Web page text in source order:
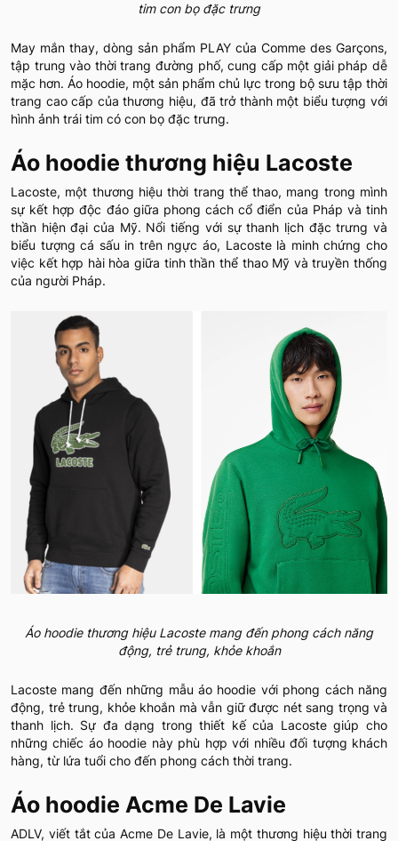
tim con bọ đặc trưng
May mắn thay, dòng sản phẩm PLAY của Comme des Garçons,
tập trung vào thời trang đường phố, cung cấp một giải pháp dễ
mặc hơn. Áo hoodie, một sản phẩm chủ lực trong bộ sưu tập thời
trang cao cấp của thương hiệu, đã trở thành một biểu tượng với
hình ảnh trái tim có con bọ đặc trưng.
Áo hoodie thương hiệu Lacoste
Lacoste, một thương hiệu thời trang thể thao, mang trong mình
sự kết hợp độc đáo giữa phong cách cổ điển của Pháp và tinh
thần hiện đại của Mỹ. Nổi tiếng với sự thanh lịch đặc trưng và
biểu tượng cá sấu in trên ngực áo, Lacoste là minh chứng cho
việc kết hợp hài hòa giữa tinh thần thể thao Mỹ và truyền thống
của người Pháp.
Áo hoodie thương hiệu Lacoste mang đến phong cách năng
động, trẻ trung, khỏe khoắn
Lacoste mang đến những mẫu áo hoodie với phong cách năng
động, trẻ trung, khỏe khoắn mà vẫn giữ được nét sang trọng và
thanh lịch. Sự đa dạng trong thiết kế của Lacoste giúp cho
những chiếc áo hoodie này phù hợp với nhiều đối tượng khách
hàng, từ lứa tuổi cho đến phong cách thời trang.
Áo hoodie Acme De Lavie
ADLV, viết tắt của Acme De Lavie, là một thương hiệu thời trang